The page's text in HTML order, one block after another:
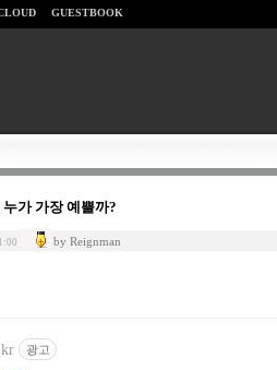
GUESTBOOK
가 가장 예쁠까?
by Reignman
광고